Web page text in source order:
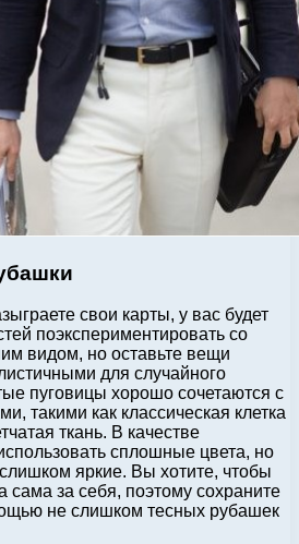
свои карты, у вас будет
поэкспериментировать со
видом, но оставьте вещи
для случайного
пуговицы хорошо сочетаются с
такими как классическая клетка
ткань. В качестве
сплошные цвета, но
яркие. Вы хотите, чтобы
за себя, поэтому сохраните
не слишком тесных рубашек